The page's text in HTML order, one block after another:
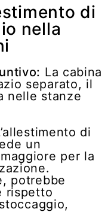
di
nella
La cabina
separato, il
nelle stanze
di
un
per la
potrebbe
rispetto